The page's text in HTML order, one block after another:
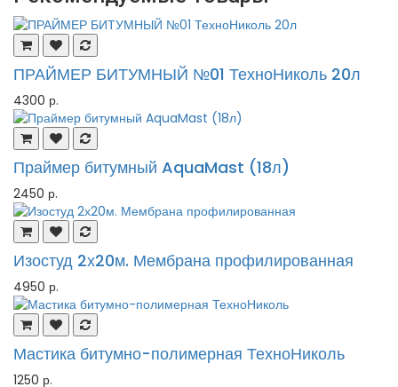
ПРАЙМЕР БИТУМНЫЙ №01 ТехноНиколь 20л
4300 р.
Праймер битумный AquaMast (18л)
2450 р.
Изостуд 2х20м. Мембрана профилированная
4950 р.
Мастика битумно-полимерная ТехноНиколь
1250 р.